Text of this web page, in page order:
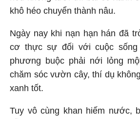
khô héo chuyển thành nâu.
Ngày nay khi nạn hạn hán đã
cơ thực sự đối với cuộc sống
phương buộc phải nới lỏng
chăm sóc vườn cây, thí dụ
xanh tốt.
Tuy vô cùng khan hiếm nước,